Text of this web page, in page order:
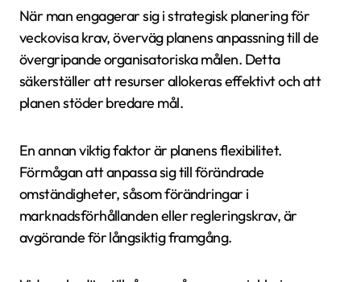
När man engagerar sig i strategisk planering för
veckovisa krav, överväg planens anpassning till de
övergripande organisatoriska målen. Detta
säkerställer att resurser allokeras effektivt och att
planen stöder bredare mål.
En annan viktig faktor är planens flexibilitet.
Förmågan att anpassa sig till förändrade
omständigheter, såsom förändringar i
marknadsförhållanden eller regleringskrav, är
avgörande för långsiktig framgång.